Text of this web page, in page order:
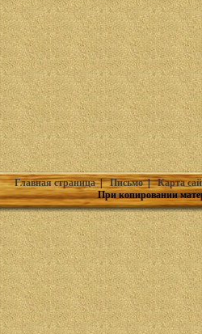
Главная страница|Письмо|Карта
При копировании